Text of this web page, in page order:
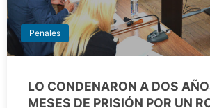
Penales
LO CONDENARON A DOS
MESES DE PRISIÓN POR UN